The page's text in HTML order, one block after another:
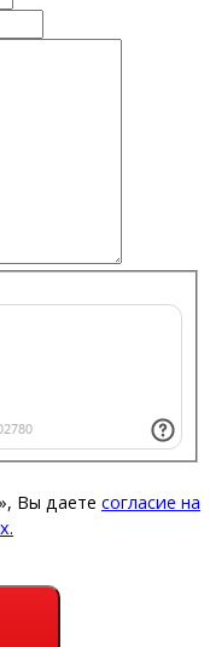
Вы даете согласие на